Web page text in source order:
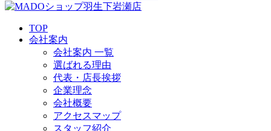
TOP
会社案内
会社案内 一覧
選ばれる理由
代表・店長挨拶
企業理念
会社概要
アクセスマップ
スタッフ紹介